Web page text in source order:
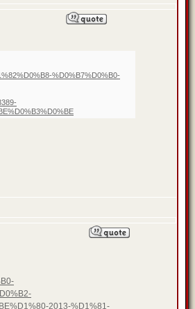
%D0%B7%D0%B0-
2013-%D1%81-